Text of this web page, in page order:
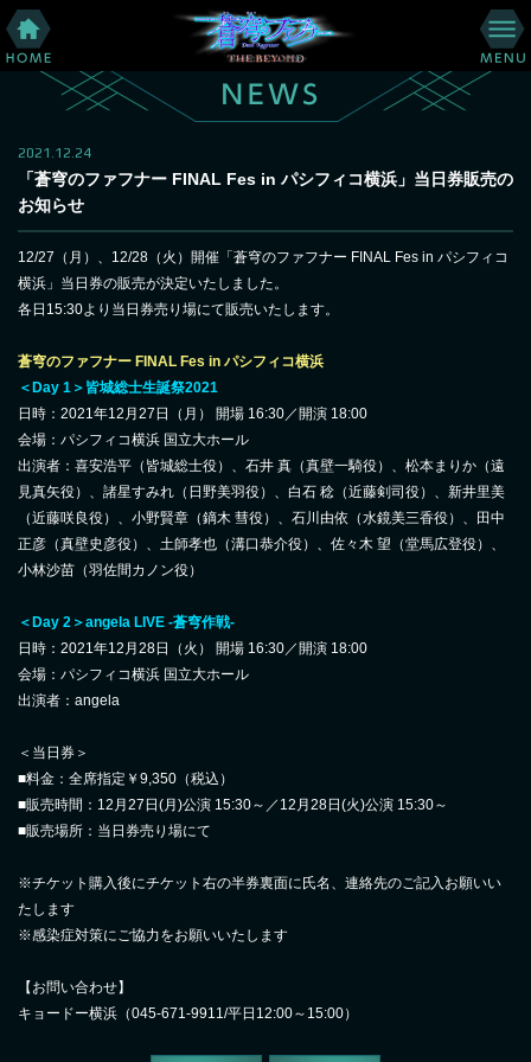
2021.12.24
「蒼穹のファフナー FINAL Fes in パシフィコ横浜」当日券販売の
お知らせ
12/27（月）、12/28（火）開催「蒼穹のファフナー FINAL Fes in パシフィコ
横浜」当日券の販売が決定いたしました。
各日15:30より当日券売り場にて販売いたします。
蒼穹のファフナー FINAL Fes in パシフィコ横浜
＜Day 1＞皆城総士生誕祭2021
日時：2021年12月27日（月） 開場 16:30／開演 18:00
会場：パシフィコ横浜 国立大ホール
出演者：喜安浩平（皆城総士役）、石井 真（真壁一騎役）、松本まりか（遠
見真矢役）、諸星すみれ（日野美羽役）、白石 稔（近藤剣司役）、新井里美
（近藤咲良役）、小野賢章（鏑木 彗役）、石川由依（水鏡美三香役）、田中
正彦（真壁史彦役）、土師孝也（溝口恭介役）、佐々木 望（堂馬広登役）、
小林沙苗（羽佐間カノン役）
＜Day 2＞angela LIVE -蒼穹作戦-
日時：2021年12月28日（火） 開場 16:30／開演 18:00
会場：パシフィコ横浜 国立大ホール
出演者：angela
＜当日券＞
■料金：全席指定￥9,350（税込）
■販売時間：12月27日(月)公演 15:30～／12月28日(火)公演 15:30～
■販売場所：当日券売り場にて
※チケット購入後にチケット右の半券裏面に氏名、連絡先のご記入お願いい
たします
※感染症対策にご協力をお願いいたします
【お問い合わせ】
キョードー横浜（045-671-9911/平日12:00～15:00）